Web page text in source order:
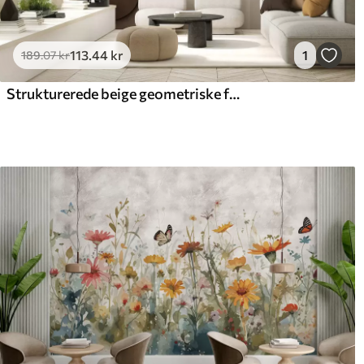
189.07kr113 .44 kr 1
Strukturerede beige geometriske former i et lagdelt 3D-komposition, minimalistisk og moderne vægkunst